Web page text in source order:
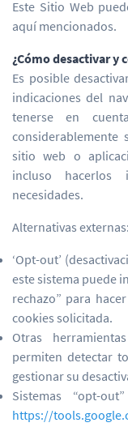
Este Sitio Web
aquí mencionados.
¿Cómo desactivar y
Es posible
indicaciones del
tenerse en
considerablemente
sitio web o
incluso hacerlos
necesidades.
Alternativas externas:
‘Opt-out’
este sistema puede
rechazo” para
cookies solicitada.
Otras
permiten detectar
gestionar su
Sistemas “opt-
https://